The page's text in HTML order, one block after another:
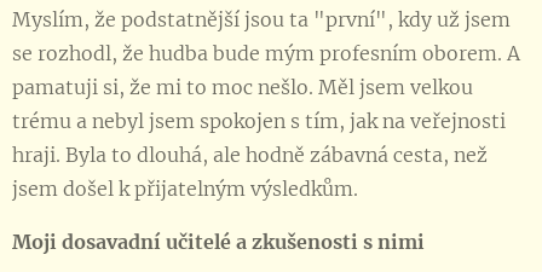
Myslím, že podstatnější jsou ta "první", kdy už jsem
se rozhodl, že hudba bude mým profesním oborem. A
pamatuji si, že mi to moc nešlo. Měl jsem velkou
trému a nebyl jsem spokojen s tím, jak na veřejnosti
hraji. Byla to dlouhá, ale hodně zábavná cesta, než
jsem došel k přijatelným výsledkům.
Moji dosavadní učitelé a zkušenosti s nimi